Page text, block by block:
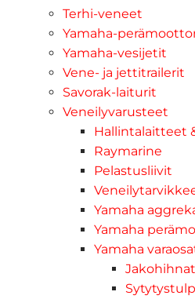
Terhi-veneet
Yamaha-
Yamaha-vesijetit
Vene- ja jettitrailerit
Savorak-laiturit
Veneilyvarusteet
Hallintalaitteet
Raymarine
Pelastusliivit
Yamaha
Yamaha
Yamaha
Jakohihnat